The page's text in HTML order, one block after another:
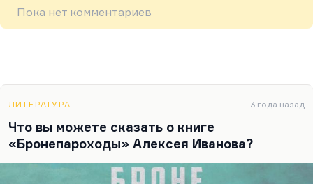
Пока нет комментариев
ЛИТЕРАТУРА 3 года назад
Что вы можете сказать о книге
«Бронепароходы» Алексея Иванова?